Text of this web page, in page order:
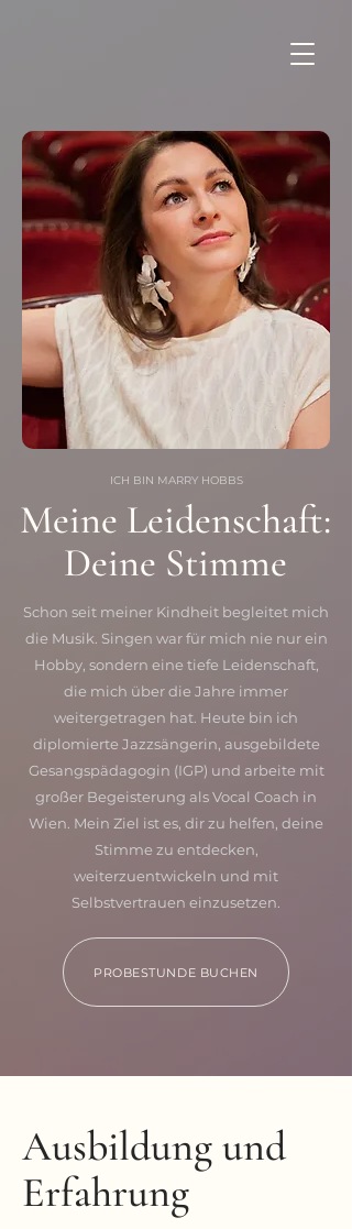
ICH BIN MARRY HOBBS
Meine Leidenschaft:
Deine Stimme
Schon seit meiner Kindheit begleitet mich
die Musik. Singen war für mich nie nur ein
Hobby, sondern eine tiefe Leidenschaft,
die mich über die Jahre immer
weitergetragen hat. Heute bin ich
diplomierte Jazzsängerin, ausgebildete
Gesangspädagogin (IGP) und arbeite mit
großer Begeisterung als Vocal Coach in
Wien. Mein Ziel ist es, dir zu helfen, deine
Stimme zu entdecken,
weiterzuentwickeln und mit
Selbstvertrauen einzusetzen.
PROBESTUNDE BUCHEN
Ausbildung und
Erfahrung